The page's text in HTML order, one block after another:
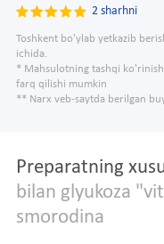
2 sharhni
Toshkent bo'ylab yetkazib
ichida.
* Mahsulotning tashqi
farq qilishi mumkin
** Narx veb-saytda berilgan
Preparatning
bilan glyukoza
smorodina